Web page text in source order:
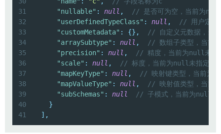
31
"nullable" : null ,
// 是否可为空，当前为
32
"userDefinedTypeClass" : null ,
// 用户定义
33
"customMetadata" : {} ,
// 自定义元数据，当
34
"arraySubtype" : null ,
// 数组子类型，当前
35
"precision" : null ,
// 精度，当前为null未指
36
"scale" : null ,
// 标度，当前为null未指定
37
"mapKeyType" : null ,
// 映射键类型，当前为
38
"mapValueType" : null ,
// 映射值类型，当前
39
"subSchemas" : null
// 子模式，当前为null未
40
}
41
] ,